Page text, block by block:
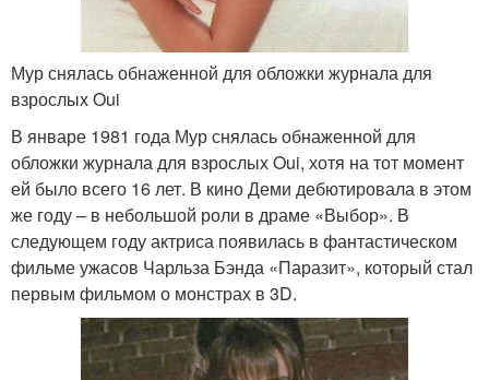
Мур снялась обнаженной для обложки журнала для
взрослых Oui
В январе 1981 года Мур снялась обнаженной для
обложки журнала для взрослых Oui, хотя на тот момент
ей было всего 16 лет. В кино Деми дебютировала в этом
же году – в небольшой роли в драме «Выбор». В
следующем году актриса появилась в фантастическом
фильме ужасов Чарльза Бэнда «Паразит», который стал
первым фильмом о монстрах в 3D.